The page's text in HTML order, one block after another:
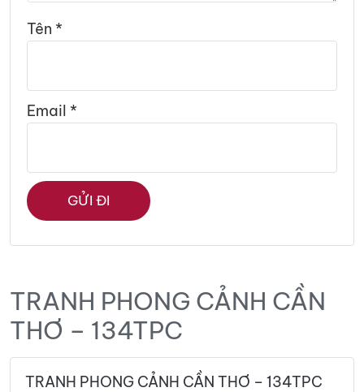
Tên *
Email *
TRANH PHONG CẢNH CẦN
THƠ – 134TPC
TRANH PHONG CẢNH CẦN THƠ – 134TPC